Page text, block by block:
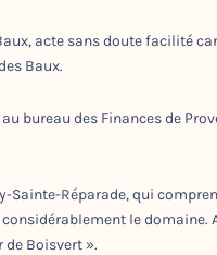
acte sans doute facilité
Baux.
bureau des Finances de
Sainte-Réparade, qui
le domaine.
de Boisvert ».